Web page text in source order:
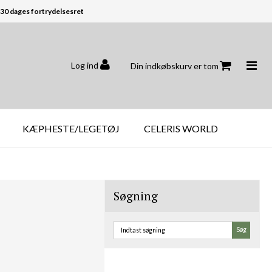
30 dages fortrydelsesret
Log ind Din indkøbskurv er tom
KÆPHESTE/LEGETØJ CELERIS WORLD
Søgning
Søg